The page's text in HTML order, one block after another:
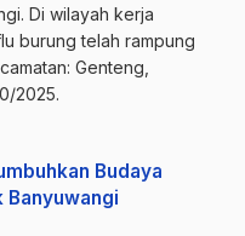
Di wilayah kerja
burung telah rampung
Genteng,
2025.
Budaya
Banyuwangi